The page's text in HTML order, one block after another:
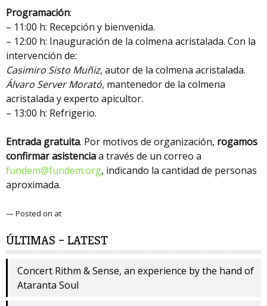
Programación:
– 11:00 h: Recepción y bienvenida.
– 12:00 h: Inauguración de la colmena acristalada. Con la
intervención de:
Casimiro Sisto Muñiz, autor de la colmena acristalada.
Álvaro Server Morató, mantenedor de la colmena
acristalada y experto apicultor.
– 13:00 h: Refrigerio.
Entrada gratuita. Por motivos de organización, rogamos
confirmar asistenciaa través de un correo a
fundem@fundem.org, indicando la cantidad de personas
aproximada.
— Posted on at
ÚLTIMAS – LATEST
Concert Rithm & Sense, an experience by the hand of
Ataranta Soul